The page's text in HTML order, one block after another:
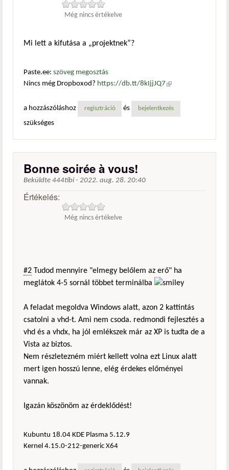
Még nincs értékelve
Mi lett a kifutása a „projektnek”?
Paste.ee: szöveg megosztás
Nincs még Dropboxod? https://db.tt/8kIjjJQ7 (külső
a hozzászóláshoz
regisztráció és bejelentkezés
szükséges
Bonne soirée à vous!
Beküldte 444tibi - 2022. aug. 28. 20:40
Értékelés:
Még nincs értékelve
#2 Tudod mennyire "elmegy belőlem az erő" ha
meglátok 4-5 sornál többet terminálba
A feladat megoldva Windows alatt, azon 2 kattintás
csatolni a vhd-t. Ami nem csoda. redmondi fejlesztés a
vhd és a vhdx, ha jól emlékszek már az XP is tudta de a
Vista az biztos.
Nem részletezném miért kellett volna ezt Linux alatt
mert igen hosszú lenne, elég érdekes előményei
vannak.
Igazán köszönöm az érdeklődést!
Kubuntu 18.04 KDE Plasma 5.12.9
Kernel 4.15.0-212-generic X64